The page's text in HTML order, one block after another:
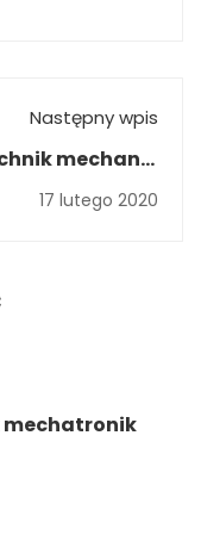
Następny wpis
mechanik
po szkole
podstawowej
17 lutego 2020
mechatronik